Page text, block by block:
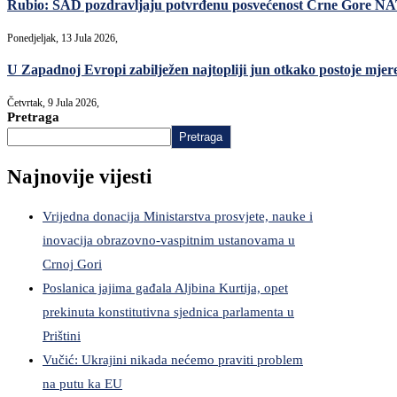
Rubio: SAD pozdravljaju potvrđenu posvećenost Crne Gore
Ponedjeljak, 13 Jula 2026,
U Zapadnoj Evropi zabilježen najtopliji jun otkako postoje
Četvrtak, 9 Jula 2026,
Pretraga
Pretraga
Najnovije vijesti
Vrijedna donacija Ministarstva prosvjete, nauke i
inovacija obrazovno-vaspitnim ustanovama u
Crnoj Gori
Poslanica jajima gađala Aljbina Kurtija, opet
prekinuta konstitutivna sjednica parlamenta u
Prištini
Vučić: Ukrajini nikada nećemo praviti problem
na putu ka EU